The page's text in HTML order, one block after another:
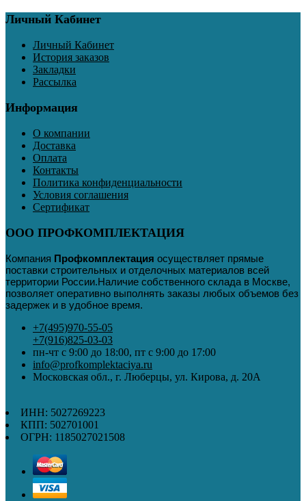
Личный Кабинет
Личный Кабинет
История заказов
Закладки
Рассылка
Информация
О компании
Доставка
Оплата
Контакты
Политика конфиденциальности
Условия соглашения
Сертификат
ООО ПРОФКОМПЛЕКТАЦИЯ
Компания Профкомплектация осуществляет прямые
поставки строительных и отделочных материалов всей
территории России.Наличие собственного склада в Москве,
позволяет оперативно выполнять заказы любых объемов без
задержек и в удобное время.
+7(495)970-55-05
+7(916)825-03-03
пн-чт с 9:00 до 18:00, пт с 9:00 до 17:00
info@profkomplektaciya.ru
Московская обл., г. Люберцы, ул. Кирова, д. 20А
ИНН: 5027269223
КПП: 502701001
ОГРН: 1185027021508